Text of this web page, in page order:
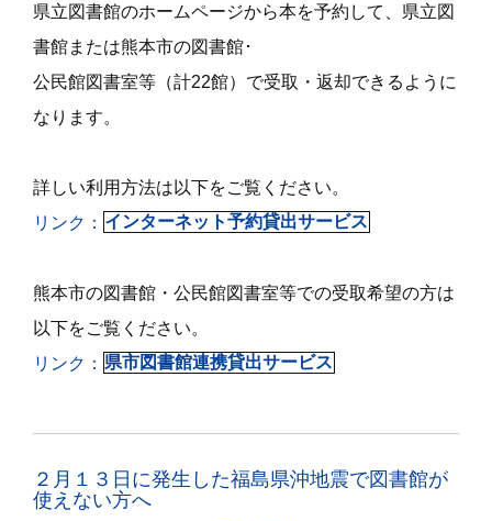
県立図書館のホームページから本を予約して、県立図
書館または熊本市の図書館･
公民館図書室等（計22館）で受取・返却できるように
なります。
詳しい利用方法は以下をご覧ください。
リンク： インターネット予約貸出サービス
熊本市の図書館・公民館図書室等での受取希望の方は
以下をご覧ください。
リンク： 県市図書館連携貸出サービス
２月１３日に発生した福島県沖地震で図書館が
使えない方へ